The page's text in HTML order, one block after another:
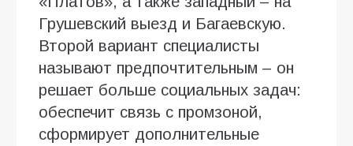
Грушевский выезд и Багаевскую.
Второй вариант специалисты
называют предпочтительным – он
решает больше социальных задач:
обеспечит связь с промзоной,
сформирует дополнительные